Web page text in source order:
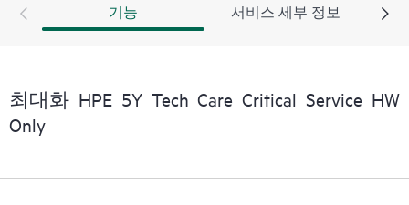
기능 서비스 세부 정보
최대화 HPE 5Y Tech Care Critical Service HW
Only